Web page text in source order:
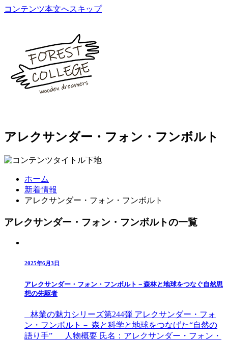
コンテンツ本文へスキップ
アレクサンダー・フォン・フンボルト
ホーム
新着情報
アレクサンダー・フォン・フンボルト
アレクサンダー・フォン・フンボルトの一覧
2025年6月3日
アレクサンダー・フォン・フンボルト－森林と地球をつなぐ自然思
想の先駆者
林業の魅力シリーズ第244弾 アレクサンダー・フォ
ン・フンボルト－ 森と科学と地球をつなげた“自然の
語り手” 人物概要 氏名：アレクサンダー・フォン・